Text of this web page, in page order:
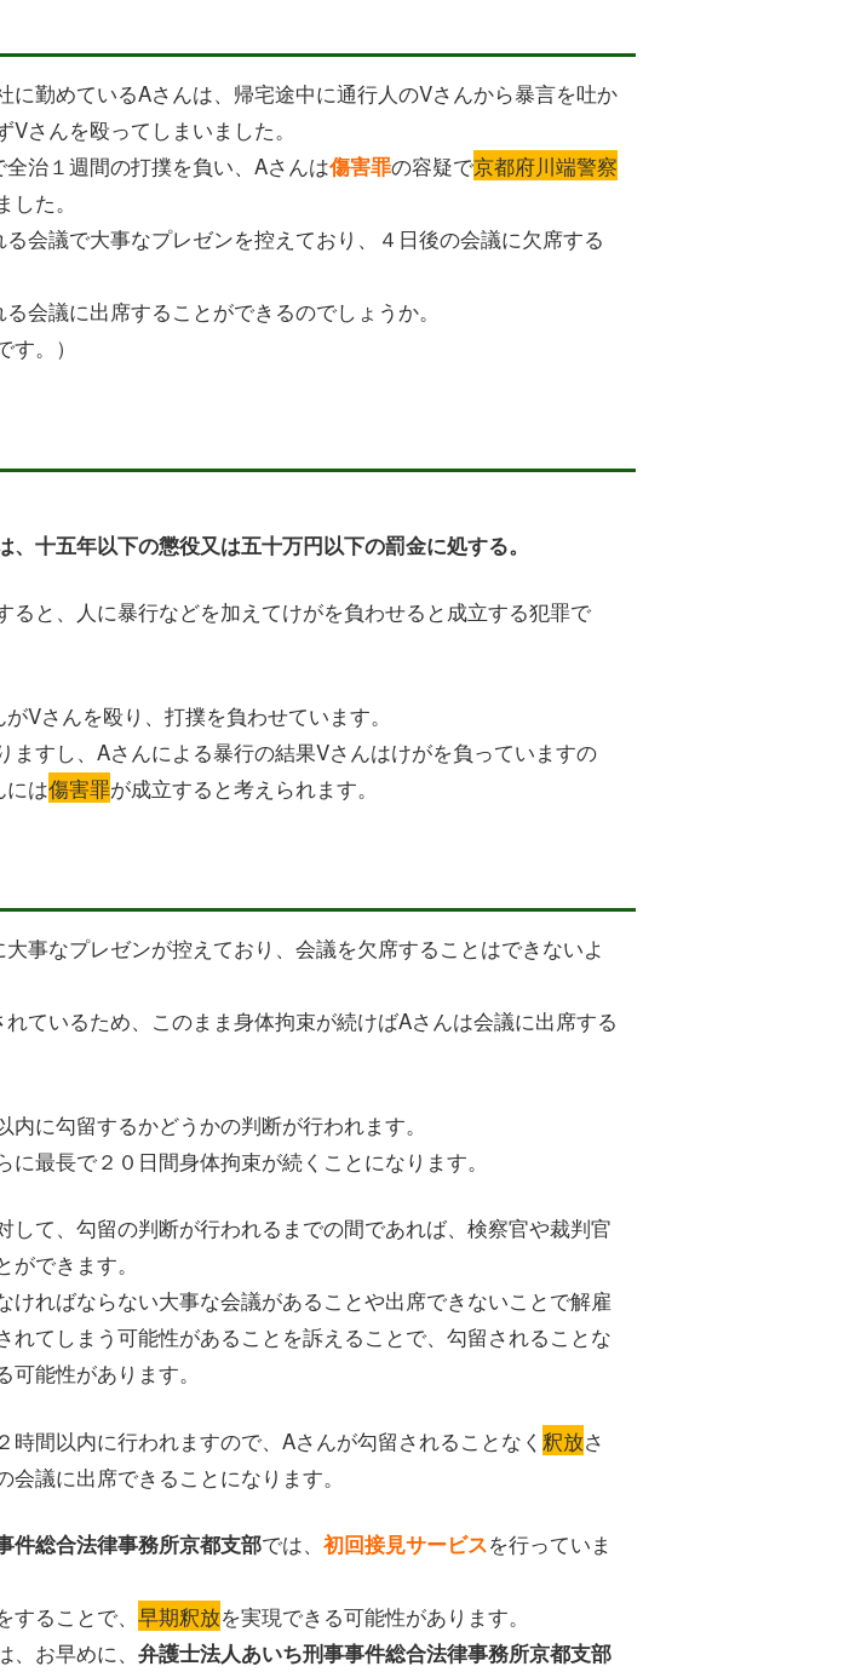
に勤めているAさんは、帰宅途中に通行人のVさんから暴言を吐か
さんを殴ってしまいました。
治１週間の打撲を負い、Aさんは傷害罪の容疑で京都府川端警察
した。
会議で大事なプレゼンを控えており、４日後の会議に欠席する
会議に出席することができるのでしょうか。
す。）
、十五年以下の懲役又は五十万円以下の罰金に処する。
ると、人に暴行などを加えてけがを負わせると成立する犯罪で
Vさんを殴り、打撲を負わせています。
ますし、Aさんによる暴行の結果Vさんはけがを負っていますの
には傷害罪が成立すると考えられます。
事なプレゼンが控えており、会議を欠席することはできないよ
れているため、このまま身体拘束が続けばAさんは会議に出席する
内に勾留するかどうかの判断が行われます。
最長で２０日間身体拘束が続くことになります。
して、勾留の判断が行われるまでの間であれば、検察官や裁判官
できます。
ければならない大事な会議があることや出席できないことで解雇
れてしまう可能性があることを訴えることで、勾留されることな
可能性があります。
時間以内に行われますので、Aさんが勾留されることなく 釈放さ
議に出席できることになります。
件総合法律事務所京都支部では、 初回接見サービスを行っていま
ることで、 早期釈放を実現できる可能性があります。
、お早めに、 弁護士法人あいち刑事事件総合法律事務所京都支部